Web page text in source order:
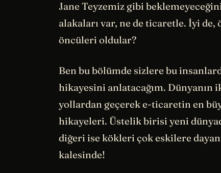
Jane Teyzemiz gibi
alakaları var, ne de ticaretle. İyi
öncüleri oldular?
Ben bu bölümde sizlere bu
hikayesini anlatacağım. Dünyanın
yollardan geçerek e-ticaretin en
hikayeleri. Üstelik birisi yeni
diğeri ise kökleri çok eskilere
kalesinde!